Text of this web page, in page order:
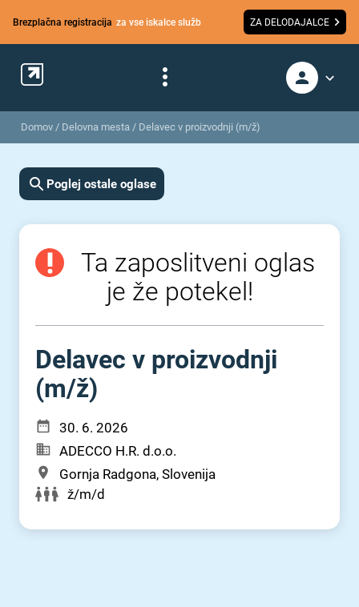
Brezplačna registracija za vse iskalce služb ZA DELODAJALCE
Domov / Delovna mesta / Delavec v proizvodnji (m/ž)
Poglej ostale oglase
Ta zaposlitveni oglas
je že potekel!
Delavec v proizvodnji
(m⁠/⁠ž)
30. 6. 2026
ADECCO H.R. d.o.o.
Gornja Radgona, Slovenija
ž/m/d